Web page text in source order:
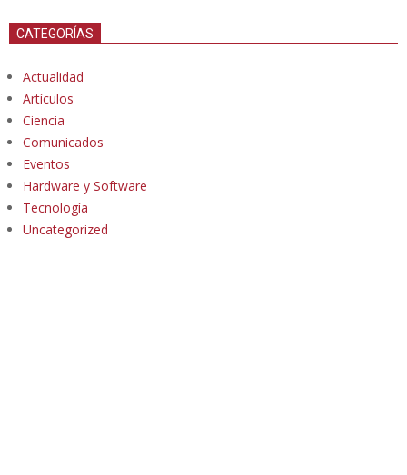
CATEGORÍAS
Actualidad
Artículos
Ciencia
Comunicados
Eventos
Hardware y Software
Tecnología
Uncategorized